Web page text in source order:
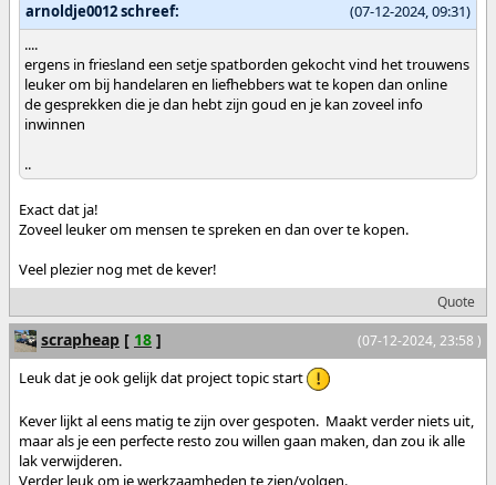
(07-12-2024, 09:31)
arnoldje0012 schreef:
....
ergens in friesland een setje spatborden gekocht vind het trouwens
leuker om bij handelaren en liefhebbers wat te kopen dan online
de gesprekken die je dan hebt zijn goud en je kan zoveel info
inwinnen
..
Exact dat ja!
Zoveel leuker om mensen te spreken en dan over te kopen.
Veel plezier nog met de kever!
Quote
(07-12-2024, 23:58 )
scrapheap [ 18 ]
Leuk dat je ook gelijk dat project topic start
Kever lijkt al eens matig te zijn over gespoten. Maakt verder niets uit,
maar als je een perfecte resto zou willen gaan maken, dan zou ik alle
lak verwijderen.
Verder leuk om je werkzaamheden te zien/volgen.